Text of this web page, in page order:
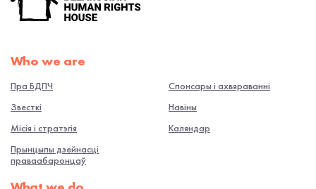
Who we are
Пра БДПЧ
Звесткі
Місія і стратэгія
Прынцыпы дзейнасці
праваабаронцаў
Спонсары і ахвяраванні
Навiны
Каляндар